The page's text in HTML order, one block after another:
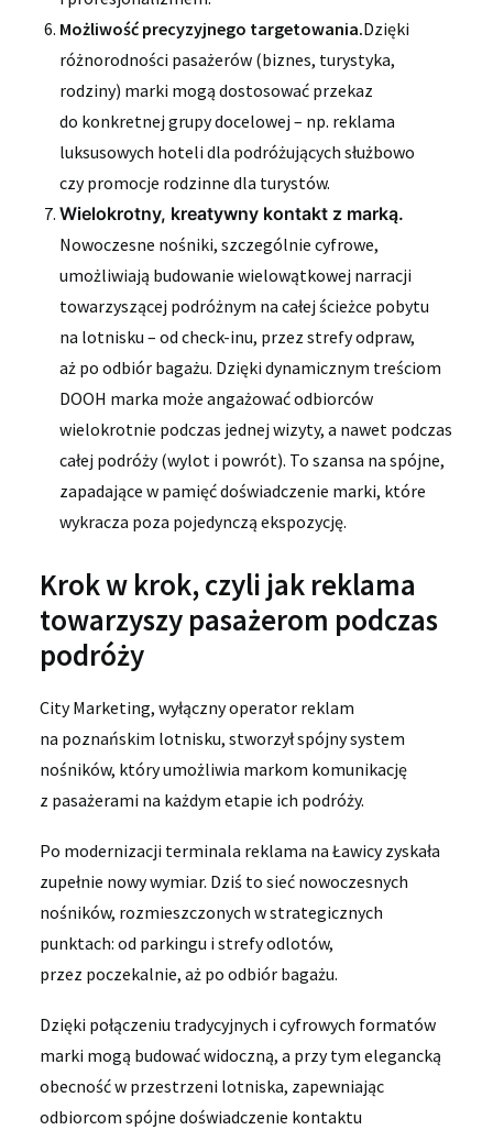
Możliwość precyzyjnego targetowania.Dzięki
różnorodności pasażerów (biznes, turystyka,
rodziny) marki mogą dostosować przekaz
do konkretnej grupy docelowej – np. reklama
luksusowych hoteli dla podróżujących służbowo
czy promocje rodzinne dla turystów.
Wielokrotny, kreatywny kontakt z marką.
Nowoczesne nośniki, szczególnie cyfrowe,
umożliwiają budowanie wielowątkowej narracji
towarzyszącej podróżnym na całej ścieżce pobytu
na lotnisku – od check-inu, przez strefy odpraw,
aż po odbiór bagażu. Dzięki dynamicznym treściom
DOOH marka może angażować odbiorców
wielokrotnie podczas jednej wizyty, a nawet podczas
całej podróży (wylot i powrót). To szansa na spójne,
zapadające w pamięć doświadczenie marki, które
wykracza poza pojedynczą ekspozycję.
Krok w krok, czyli jak reklama
towarzyszy pasażerom podczas
podróży
City Marketing, wyłączny operator reklam
na poznańskim lotnisku, stworzył spójny system
nośników, który umożliwia markom komunikację
z pasażerami na każdym etapie ich podróży.
Po modernizacji terminala reklama na Ławicy zyskała
zupełnie nowy wymiar. Dziś to sieć nowoczesnych
nośników, rozmieszczonych w strategicznych
punktach: od parkingu i strefy odlotów,
przez poczekalnie, aż po odbiór bagażu.
Dzięki połączeniu tradycyjnych i cyfrowych formatów
marki mogą budować widoczną, a przy tym elegancką
obecność w przestrzeni lotniska, zapewniając
odbiorcom spójne doświadczenie kontaktu